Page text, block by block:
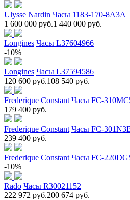
Ulysse Nardin Часы 1183-170-8A3A
1 600 000 руб.1 440 000 руб.
Longines Часы L37604966
-10%
Longines Часы L37594586
120 600 руб.108 540 руб.
Frederique Constant Часы FC-
179 400 руб.
Frederique Constant Часы FC-
239 400 руб.
Frederique Constant Часы FC-
-10%
Rado Часы R30021152
222 972 руб.200 674 руб.